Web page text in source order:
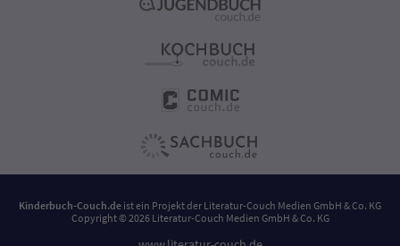
Kinderbuch-Couch.de ist ein Projekt der Literatur-Couch Medien GmbH & Co. KG
Copyright © 2026 Literatur-Couch Medien GmbH & Co. KG